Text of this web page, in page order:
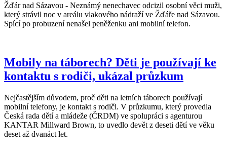
Žďár nad Sázavou - Neznámý nenechavec odcizil osobní věci muži,
který strávil noc v areálu vlakového nádraží ve Žďáře nad Sázavou.
Spící po probuzení nenašel peněženku ani mobilní telefon.
Mobily na táborech? Děti je používají ke
kontaktu s rodiči, ukázal průzkum
Nejčastějším důvodem, proč děti na letních táborech používají
mobilní telefony, je kontakt s rodiči. V průzkumu, který provedla
Česká rada dětí a mládeže (ČRDM) ve spolupráci s agenturou
KANTAR Millward Brown, to uvedlo devět z deseti dětí ve věku
deset až dvanáct let.